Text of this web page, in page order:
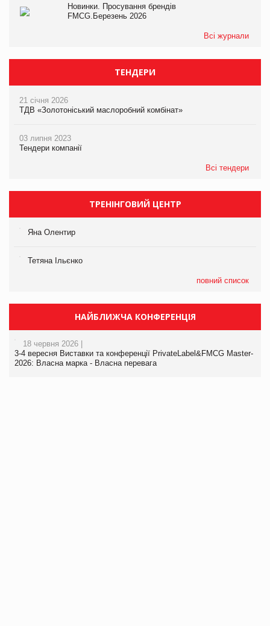
Новинки. Просування брендів
FMCG.Березень 2026
Всі журнали
ТЕНДЕРИ
21 січня 2026
ТДВ «Золотоніський маслоробний комбінат»
03 липня 2023
Тендери компанії
Всі тендери
ТРЕНІНГОВИЙ ЦЕНТР
Яна Олентир
Тетяна Ільєнко
повний список
НАЙБЛИЖЧА КОНФЕРЕНЦІЯ
18 червня 2026 |
3-4 вересня Виставки та конференції PrivateLabel&FMCG Master-
2026: Власна марка - Власна перевага